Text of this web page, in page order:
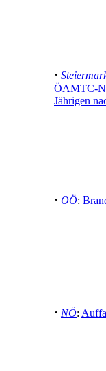
·
ÖAMTC-
Jährigen
· OÖ:
· NÖ: